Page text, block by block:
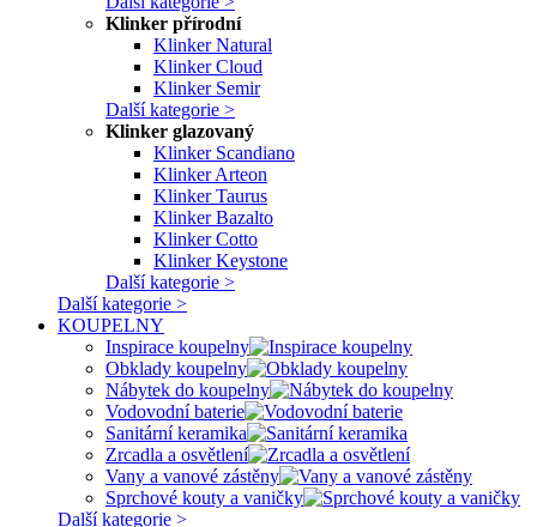
Klinker přírodní
Klinker Natural
Klinker Cloud
Klinker Semir
Další kategorie >
Klinker glazovaný
Klinker Scandiano
Klinker Arteon
Klinker Taurus
Klinker Bazalto
Klinker Cotto
Klinker Keystone
Další kategorie >
Další kategorie >
KOUPELNY
Inspirace koupelny
Obklady koupelny
Nábytek do koupelny
Vodovodní baterie
Sanitární keramika
Zrcadla a osvětlení
Vany a vanové zástěny
Sprchové kouty a vaničky
Další kategorie >